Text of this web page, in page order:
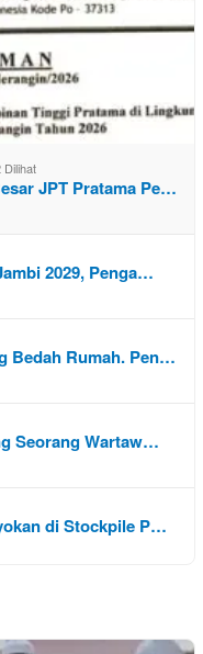
Dilihat
JPT Pratama Pe…
2029, Penga…
Bedah Rumah. Pen…
Seorang Wartaw…
di Stockpile P…